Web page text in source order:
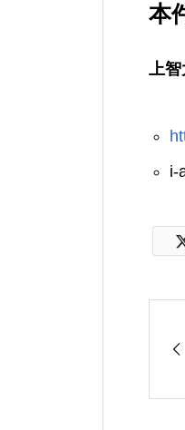
本
上
i-